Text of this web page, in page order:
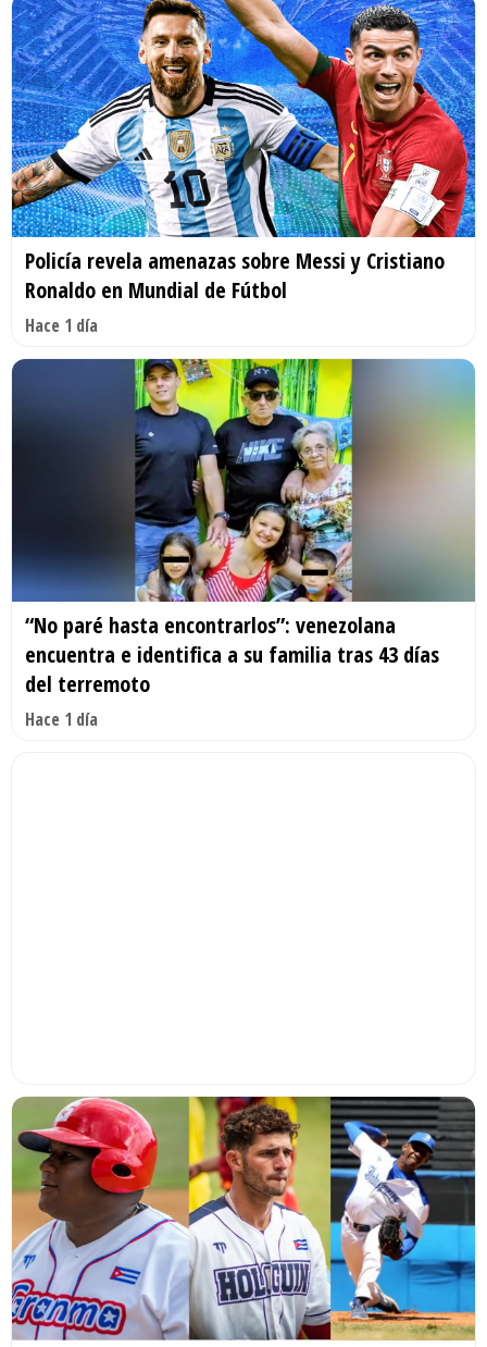
Policía revela amenazas sobre Messi y Cristiano
Ronaldo en Mundial de Fútbol
Hace 1 día
“No paré hasta encontrarlos”: venezolana
encuentra e identifica a su familia tras 43 días
del terremoto
Hace 1 día